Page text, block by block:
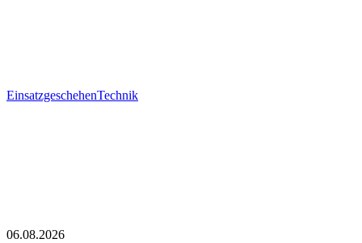
EinsatzgeschehenTechnik
06.08.2026